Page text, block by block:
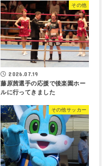
その他
2026.07.19
藤原茜選手の応援で後楽園ホー
ルに行ってきました
その他サッカー